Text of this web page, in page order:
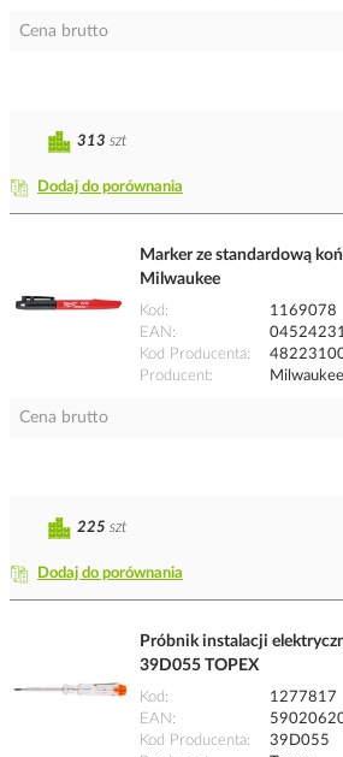
Cena brutto
Dodaj do porównania
313 szt
Marker ze standardową
Milwaukee
Kod
1169078
EAN
Kod Producenta
Producent
Milwaukee
Cena brutto
Dodaj do porównania
225 szt
Próbnik instalacji
39D055 TOPEX
Kod
1277817
EAN
Kod Producenta
39D055